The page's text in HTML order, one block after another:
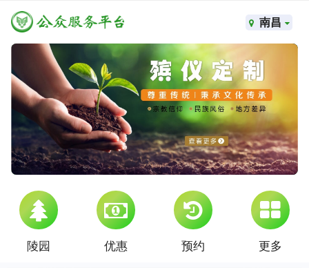
南昌
陵园 优惠 预约 更多